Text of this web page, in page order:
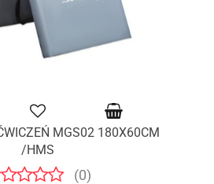
MGS02 180X60CM
/HMS
(0)